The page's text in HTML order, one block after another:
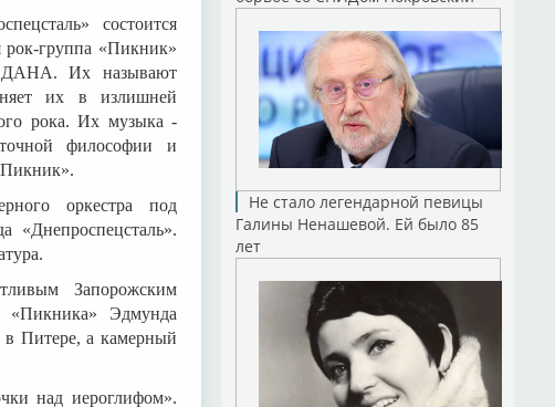
состоится
рок-группа «Пикник»
Их называют
их в излишней
рока. Их музыка -
философии и
оркестра под
«Днепроспецсталь».
Запорожским
«Пикника» Эдмунда
Питере, а камерный
над иероглифом».
Не стало легендарной певицы
Галины Ненашевой. Ей было 85
лет